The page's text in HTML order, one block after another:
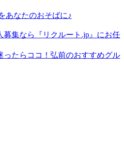
あなたのおそばに♪
募集なら『リクルート.jp』にお任
ったらココ！弘前のおすすめグル